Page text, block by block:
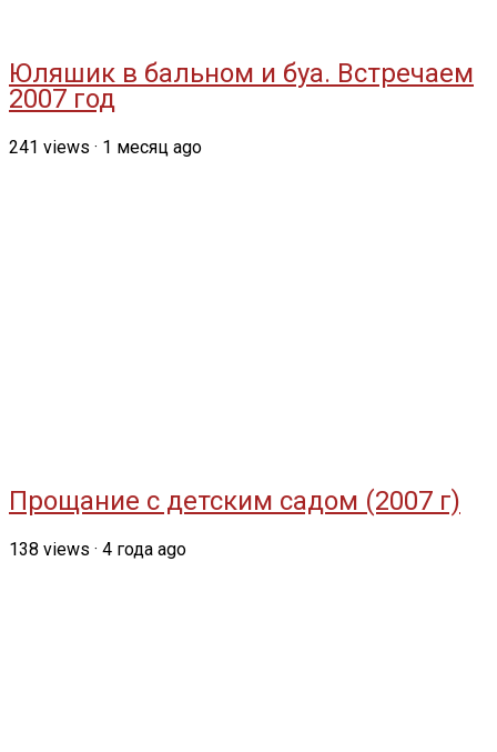
Юляшик в бальном и буа. Встречаем
2007 год
241 views · 1 месяц ago
Прощание с детским садом (2007 г)
138 views · 4 года ago